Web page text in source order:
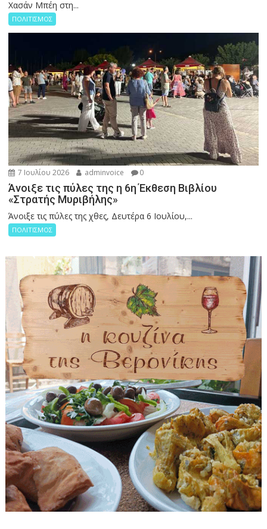
Χασάν Μπέη στη...
ΠΟΛΙΤΙΣΜΟΣ
7 Ιουλίου 2026 adminvoice 0
Άνοιξε τις πύλες της η 6η Έκθεση Βιβλίου
«Στρατής Μυριβήλης»
Άνοιξε τις πύλες της χθες, Δευτέρα 6 Ιουλίου,...
ΠΟΛΙΤΙΣΜΟΣ